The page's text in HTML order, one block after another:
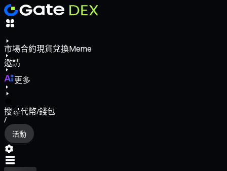
市場合約現貨兌換Meme
邀請
更多
搜尋代幣/錢包
/
活動